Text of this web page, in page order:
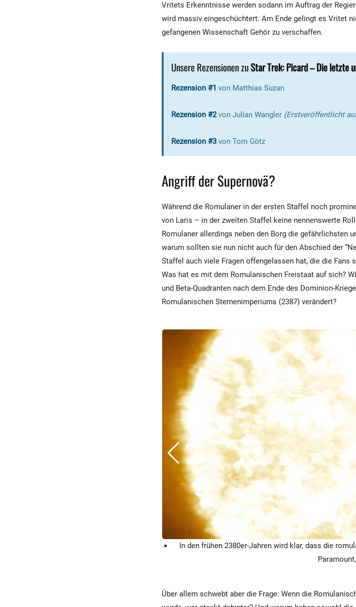
Vritets Erkenntnisse werden sodann im Auftrag der
wird massiv eingeschüchtert. Am Ende gelingt es Vritet
gefangenen Wissenschaft Gehör zu verschaffen.
Unsere Rezensionen zuStar Trek: Picard – Die letzte
Rezension #1 von Matthias Suzan
Rezension #2 von Julian Wangler (Erstveröffentlicht
Rezension #3 von Tom Götz
Angriff der Supernovä?
Während die Romulaner in der ersten Staffel noch
von Laris – in der zweiten Staffel keine nennenswerte
Romulaner allerdings neben den Borg die gefährlichsten
warum sollten sie nun nicht auch für den Abschied der
Staffel auch viele Fragen offengelassen hat, die die
Was hat es mit dem Romulanischen Freistaat auf sich?
und Beta-Quadranten nach dem Ende des Dominion-
Romulanischen Sternenimperiums (2387) verändert?
In den frühen 2380er-Jahren wird klar, dass die
Über allem schwebt aber die Frage: Wenn die